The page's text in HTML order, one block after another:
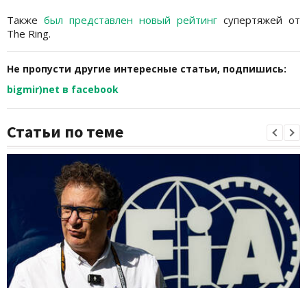
Также был представлен новый рейтинг супертяжей от
The Ring.
Не пропусти другие интересные статьи, подпишись:
bigmir)net в facebook
Статьи по теме